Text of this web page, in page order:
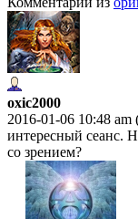
oxic2000
2016-01-06 10:48 am
интересный сеанс.
со зрением?